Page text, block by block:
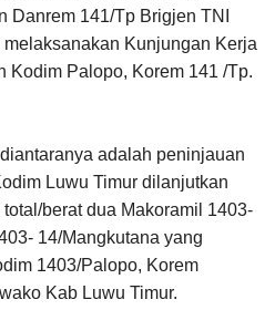
Danrem 141/Tp Brigjen TNI
melaksanakan Kunjungan Kerja
Kodim Palopo, Korem 141 /Tp.
adalah peninjauan
Luwu Timur dilanjutkan
berat dua Makoramil 1403-
14/Mangkutana yang
1403/Palopo, Korem
Kab Luwu Timur.